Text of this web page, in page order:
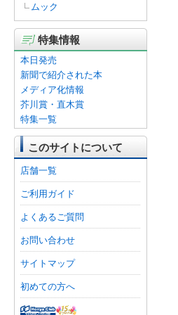
ムック
特集情報
本日発売
新聞で紹介された本
メディア化情報
芥川賞・直木賞
特集一覧
このサイトについて
店舗一覧
ご利用ガイド
よくあるご質問
お問い合わせ
サイトマップ
初めての方へ